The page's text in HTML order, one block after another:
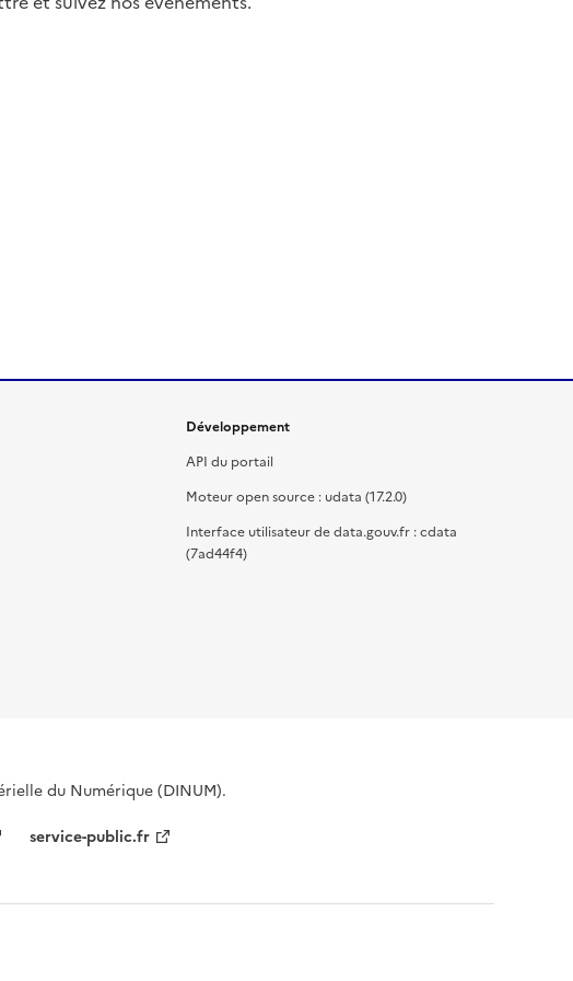
Développement
API du portail
Moteur open source : udata (17.2.0)
Interface utilisateur de data.gouv.fr : cdata
(7ad44f4)
du Numérique (DINUM).
service-public.fr